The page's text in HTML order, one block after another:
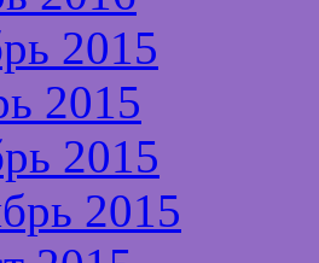
2015
2015
2015
2015